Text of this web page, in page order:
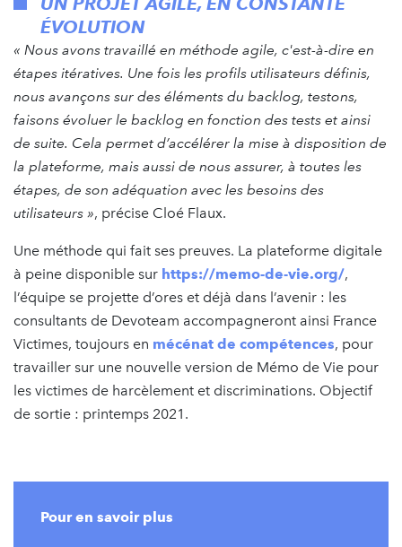
ÉVOLUTION
« Nous avons travaillé en méthode agile, c'est-à-dire en
étapes itératives. Une fois les profils utilisateurs définis,
nous avançons sur des éléments du backlog, testons,
faisons évoluer le backlog en fonction des tests et ainsi
de suite. Cela permet d’accélérer la mise à disposition de
la plateforme, mais aussi de nous assurer, à toutes les
étapes, de son adéquation avec les besoins des
utilisateurs », précise Cloé Flaux.
Une méthode qui fait ses preuves. La plateforme digitale
à peine disponible sur https://memo-de-vie.org/,
l’équipe se projette d’ores et déjà dans l’avenir : les
consultants de Devoteam accompagneront ainsi France
Victimes, toujours en mécénat de compétences, pour
travailler sur une nouvelle version de Mémo de Vie pour
les victimes de harcèlement et discriminations. Objectif
de sortie : printemps 2021.
Pour en savoir plus